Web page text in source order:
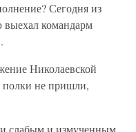
Сегодня из
командарм
Николаевской
полки не пришли,
слабым и измученным